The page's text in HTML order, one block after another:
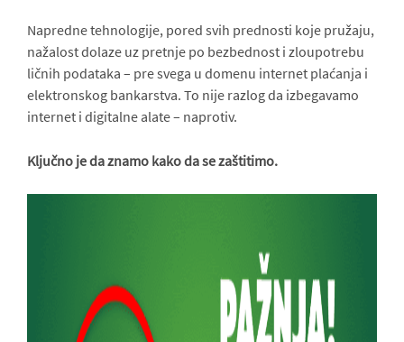
Napredne tehnologije, pored svih prednosti koje pružaju,
nažalost dolaze uz pretnje po bezbednost i zloupotrebu
ličnih podataka – pre svega u domenu internet plaćanja i
elektronskog bankarstva. To nije razlog da izbegavamo
internet i digitalne alate – naprotiv.
Ključno je da znamo kako da se zaštitimo.